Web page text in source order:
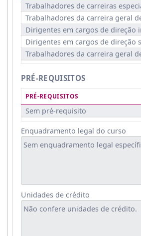
Trabalhadores de carreiras
Trabalhadores da carreira geral
Dirigentes em cargos de direção
Dirigentes em cargos de direção
Trabalhadores da carreira geral
PRÉ-REQUISITOS
PRÉ-REQUISITOS
Sem pré-requisito
Enquadramento legal do curso
Unidades de crédito